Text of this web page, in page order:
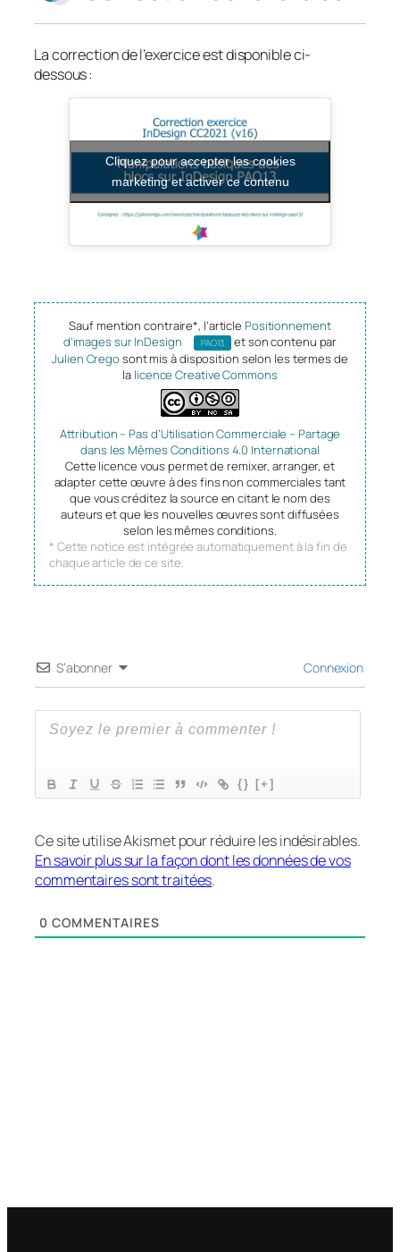
La correction de l’exercice est disponible ci-
dessous :
Cliquez pour accepter les cookies
marketing et activer ce contenu
Sauf mention contraire*, l’article Positionnement
d’images sur InDesign
PAO13
et son contenu par
Julien Crego sont mis à disposition selon les termes de
la licence Creative Commons
Attribution – Pas d’Utilisation Commerciale – Partage
dans les Mêmes Conditions 4.0 International
Cette licence vous permet de remixer, arranger, et
adapter cette œuvre à des fins non commerciales tant
que vous créditez la source en citant le nom des
auteurs et que les nouvelles œuvres sont diffusées
selon les mêmes conditions.
* Cette notice est intégrée automatiquement à la fin de
chaque article de ce site.
S’abonner Connexion
{} [+]
Ce site utilise Akismet pour réduire les indésirables.
En savoir plus sur la façon dont les données de vos
commentaires sont traitées.
0 COMMENTAIRES